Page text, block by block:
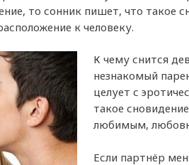
то сонник пишет, что такое
к человеку.
К чему снится
незнакомый
целует с
такое
любимым,
Если партнёр